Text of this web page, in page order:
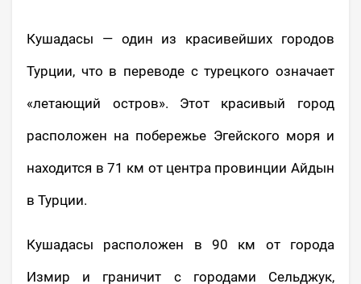
Кушадасы — один из красивейших городов
Турции, что в переводе с турецкого означает
«летающий остров». Этот красивый город
расположен на побережье Эгейского моря и
находится в 71 км от центра провинции Айдын
в Турции.
Кушадасы расположен в 90 км от города
Измир и граничит с городами Сельджук,